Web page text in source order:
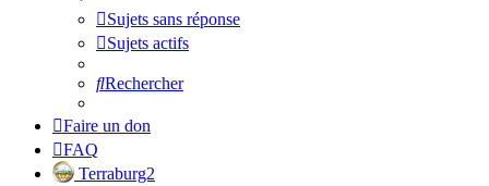
Sujets sans réponse
Sujets actifs
Rechercher
Faire un don
FAQ
Terraburg2